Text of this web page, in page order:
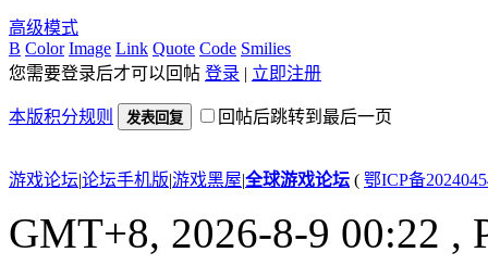
高级模式
B Color Image Link Quote Code Smilies
您需要登录后才可以回帖 登录 | 立即注册
本版积分规则 发表回复 回帖后跳转到最后一页
游戏论坛|论坛手机版|游戏黑屋|全球游戏论坛 ( 鄂ICP备
GMT+8, 2026-8-9 00:22 ,